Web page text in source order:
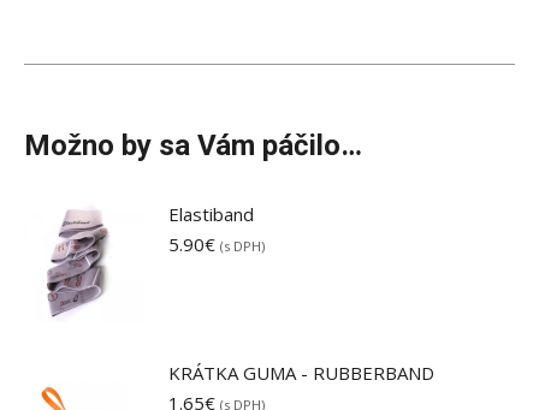
Možno by sa Vám páčilo…
Elastiband
5.90€ (s DPH)
KRÁTKA GUMA - RUBBERBAND
1.65€ (s DPH)